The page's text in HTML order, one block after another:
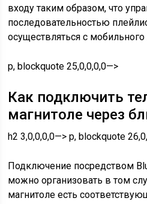
входу таким образом, что
последовательностью
осуществляться с мобильного
p, blockquote 25,0,0,0,0—>
Как подключить
магнитоле через
h2 3,0,0,0,0—> p, blockquote
Подключение посредством
можно организовать в том
магнитоле есть